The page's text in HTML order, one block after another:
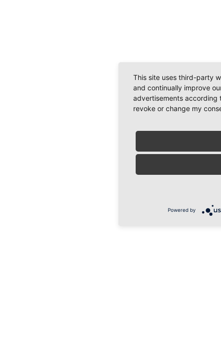
This site uses third-party
and continually improve
advertisements according
revoke or change my
Powered by